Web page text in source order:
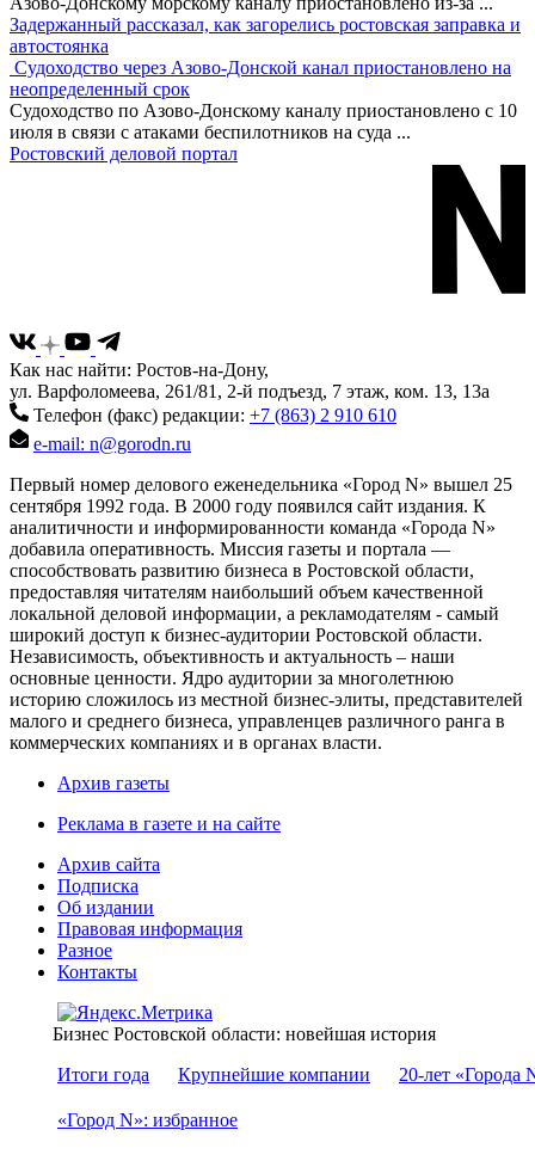
Задержанный рассказал, как загорелись ростовская заправка и
автостоянка
Судоходство через Азово-Донской канал приостановлено на
неопределенный срок
Судоходство по Азово-Донскому каналу приостановлено с 10
июля в связи с атаками беспилотников на суда ...
Ростовский деловой портал
Как нас найти: Ростов-на-Дону,
ул. Варфоломеева, 261/81, 2-й подъезд, 7 этаж, ком. 13, 13а
Телефон (факс) редакции: +7 (863) 2 910 610
e-mail: n@gorodn.ru
Первый номер делового еженедельника «Город N» вышел 25
сентября 1992 года. В 2000 году появился сайт издания. К
аналитичности и информированности команда «Города N»
добавила оперативность. Миссия газеты и портала —
способствовать развитию бизнеса в Ростовской области,
предоставляя читателям наибольший объем качественной
локальной деловой информации, а рекламодателям - самый
широкий доступ к бизнес-аудитории Ростовской области.
Независимость, объективность и актуальность – наши
основные ценности. Ядро аудитории за многолетнюю
историю сложилось из местной бизнес-элиты, представителей
малого и среднего бизнеса, управленцев различного ранга в
коммерческих компаниях и в органах власти.
Архив газеты
Реклама в газете и на сайте
Архив сайта
Подписка
Об издании
Правовая информация
Разное
Контакты
Бизнес Ростовской области: новейшая история
Итоги года
Крупнейшие компании 20-лет «Города
«Город N»: избранное